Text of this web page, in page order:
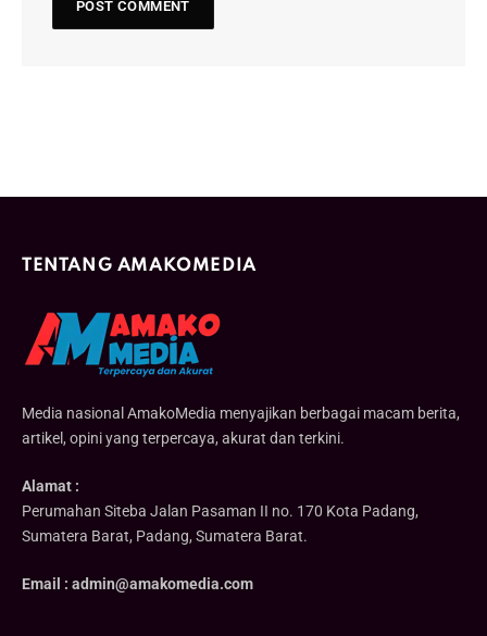
TENTANG AMAKOMEDIA
Media nasional AmakoMedia menyajikan berbagai macam berita,
artikel, opini yang terpercaya, akurat dan terkini.
Alamat :
Perumahan Siteba Jalan Pasaman II no. 170 Kota Padang,
Sumatera Barat, Padang, Sumatera Barat.
Email : admin@amakomedia.com